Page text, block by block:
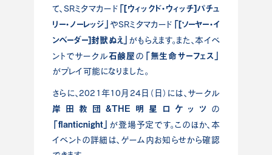
て、SRミタマカード 「[ウィックド・ウィッチ]パチュ
リー・ノーレッジ」 やSRミタマカード 「[ソーヤー・イ
ンベーダー]封獣ぬえ」 がもらえます。また、本イベ
ントでサークル石鹸屋 の 「無生命サーフェス」
がプレイ可能になりました。
さらに、2021年10月24日（日）には、サークル
岸田教団&THE明星ロケッツ の
「flanticnight」 が登場予定です。このほか、本
イベントの詳細は、ゲーム内お知らせから確認